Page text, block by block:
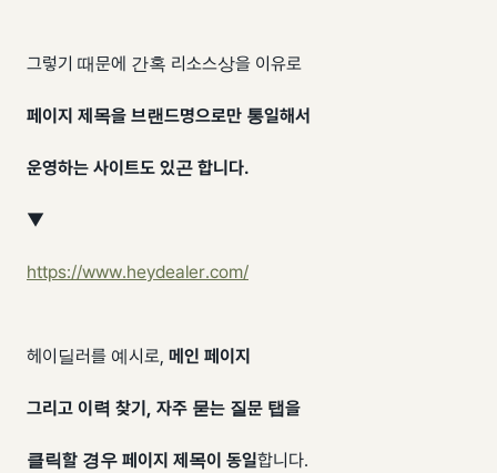
그렇기 때문에 간혹 리소스상을 이유로
페이지 제목을 브랜드명으로만 통일해서
운영하는 사이트도 있곤 합니다.
​▼
https://www.heydealer.com/
헤이딜러를 예시로, 메인 페이지
그리고 이력 찾기, 자주 묻는 질문 탭을
클릭할 경우 페이지 제목이 동일합니다.